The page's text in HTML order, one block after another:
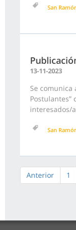
San
13-11-2023
Se
interesados/
San
Anterior 1